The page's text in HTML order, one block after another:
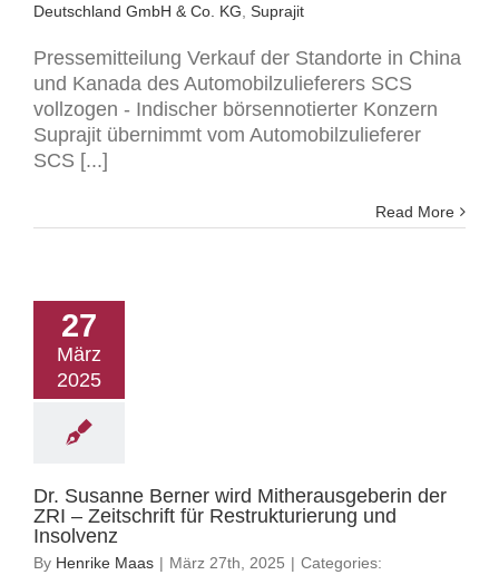
Deutschland GmbH & Co. KG Suprajit
Pressemitteilung Verkauf der Standorte in China
und Kanada des Automobilzulieferers SCS
vollzogen - Indischer börsennotierter Konzern
Suprajit übernimmt vom Automobilzulieferer
SCS [...]
Read More
27
März
2025
Dr. Susanne Berner wird Mitherausgeberin der
ZRI – Zeitschrift für Restrukturierung und
Insolvenz
By Henrike Maas | März 27th, 2025 | Categories: